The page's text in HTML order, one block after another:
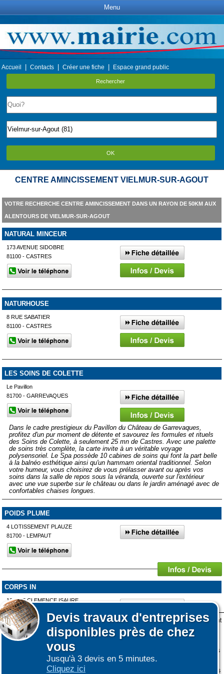
Menu
Accueil Contacts Créer une fiche Espace grand public
Rechercher
OK
CENTRE AMINCISSEMENT VIELMUR-SUR-AGOUT
Devis travaux d'entreprises
disponibles près de chez
vous
Jusqu'à 3 devis en 5 minutes.
Cliquez ici
VOTRE RECHERCHE CENTRE AMINCISSEMENT DANS UN RAYON DE 50KM AUX
ALENTOURS DE VIELMUR-SUR-AGOUT
NATURAL MINCEUR
173 AVENUE SIDOBRE
81100 - CASTRES
NATURHOUSE
8 RUE SABATIER
81100 - CASTRES
LES SOINS DE COLETTE
Le Pavillon
81700 - GARREVAQUES
Dans le cadre prestigieux du Pavillon du Château de Garrevaques,
profitez d'un pur moment de détente et savourez les formules et rituels
des Soins de Colette, à seulement 25 mn de Castres. Avec une palette
de soins très complète, la carte invite à un véritable voyage
polysensoriel. Le Spa possède 10 cabines de soins qui font la part belle
à la balnéo esthétique ainsi qu'un hammam oriental traditionnel. Selon
votre humeur, vous choisirez de vous prélasser avant ou après vos
soins dans la salle de repos sous la véranda, ouverte sur l'extérieur
avec une vue superbe sur le château ou dans le jardin aménagé avec de
confortables chaises longues.
POIDS PLUME
4 LOTISSEMENT PLAUZE
81700 - LEMPAUT
CORPS IN
12 RUE CLEMENCE ISAURE
31250 - REVEL
Affiner votre recherche
Lors de votre visite sur notre site des fichiers informatiques nommés cookies sont
déposés sur votre terminal. Ces cookies sont utilisés pour la navigation, le
fonctionnement du site et les mesures d'audience pour l'éditeur.
Nous ne collectons pas vos données personnelles au travers des cookies à des
fins publicitaires ni pour nous ni pour des tiers.
Plus d'infos sur les cookies-Ne plus afficher ce message (vous pouvez toujours